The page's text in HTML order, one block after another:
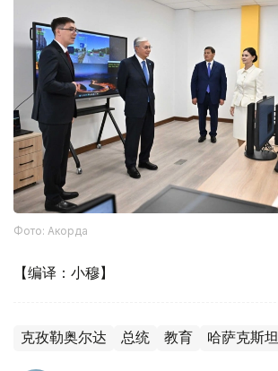
Фото: Акорда
【编译：小穆】
克孜勒奥尔达 总统 教育 哈萨克斯坦